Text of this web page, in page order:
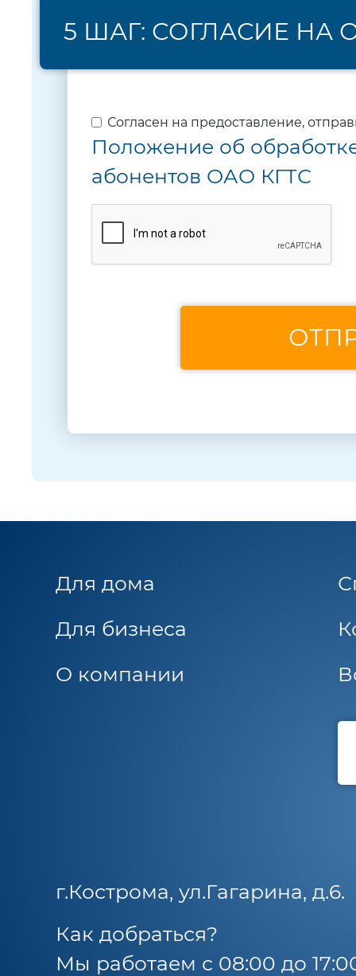
5 ШАГ: СОГЛАСИЕ НА
Согласен на предоставление,
Положение об
абонентов ОАО КГТС
Для дома
Для бизнеса
О компании
г.Кострома, ул.Гагарина, д.6.
Как добраться?
Мы работаем с 08:00 до